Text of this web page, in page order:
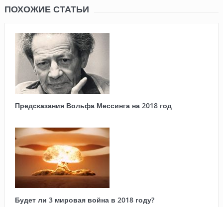
ПОХОЖИЕ СТАТЬИ
Предсказания Вольфа Мессинга на 2018 год
Будет ли 3 мировая война в 2018 году?